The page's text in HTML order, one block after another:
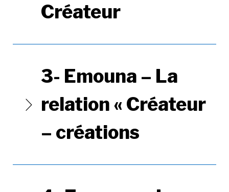
Créateur
3- Emouna – La
relation « Créateur
– créations